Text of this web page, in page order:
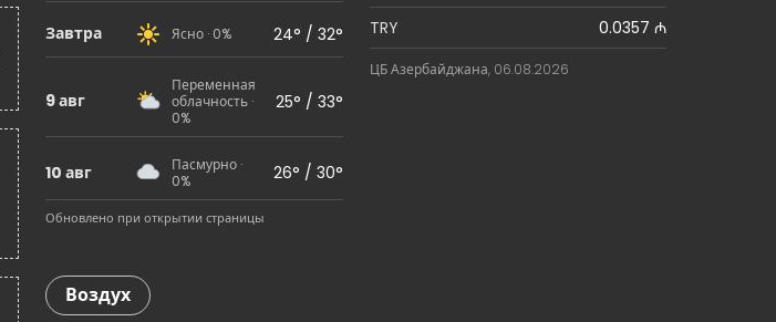
Завтра Ясно · 0% 24° / 32°
9 авг
Переменная
облачность ·
0%
25° / 33°
10 авг
Пасмурно ·
0%
26° / 30°
Обновлено при открытии страницы
Воздух
TRY
0.0357 ₼
ЦБ Азербайджана, 06.08.2026